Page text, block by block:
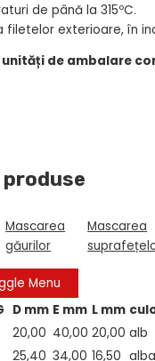
de până la 315ºC.
filetelor exterioare, în
unități de ambalare
produse
Mascarea
găurilor
Mascarea
Menu
D mm E mm L mm
20,00 40,00 20,00 alb
25,40 34,00 16,50